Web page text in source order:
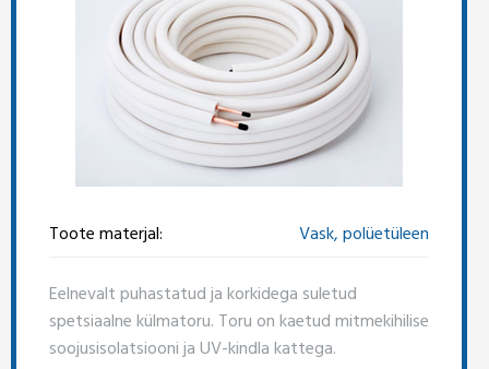
Toote materjal: Vask, polüetüleen
Eelnevalt puhastatud ja korkidega suletud
spetsiaalne külmatoru. Toru on kaetud mitmekihilise
soojusisolatsiooni ja UV-kindla kattega.